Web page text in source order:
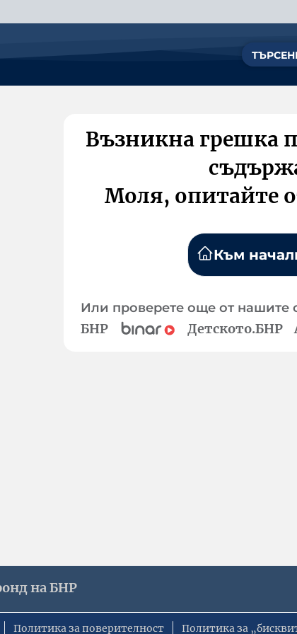
Възникна грешка
Моля, опитайте
Към
Или проверете още от нашите
БНР Детското.БНР
на БНР
Политика за поверителност Политика за